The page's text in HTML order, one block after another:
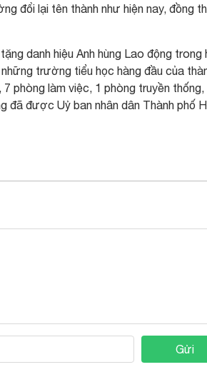
đổi lại tên thành như hiện nay, đồng
danh hiệu Anh hùng Lao động trong
trường tiểu học hàng đầu của
phòng làm việc, 1 phòng truyền thống,
đã được Uỷ ban nhân dân Thành phố
Gửi